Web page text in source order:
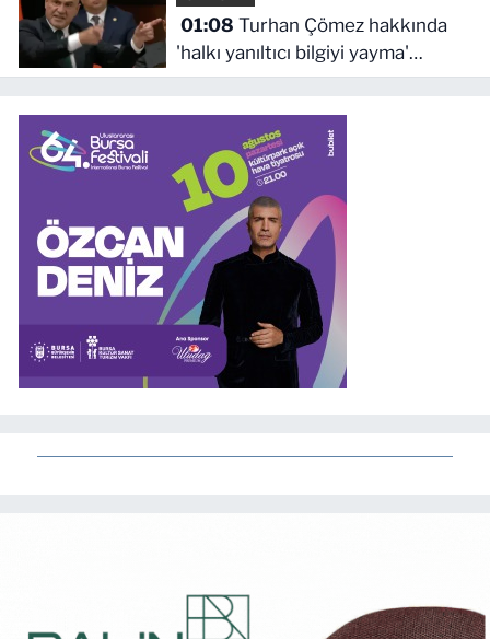
01:08
'halkı yanıltıcı bilgiyi yayma'
soruşturması